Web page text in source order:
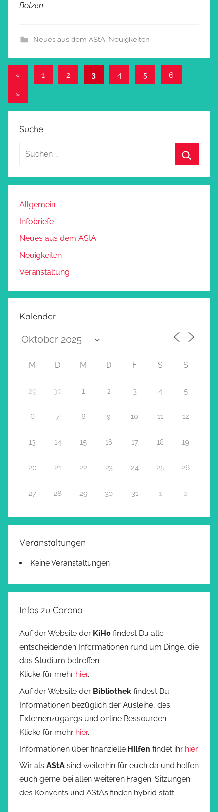
Botzen
Neues aus dem AStA, Neuigkeiten
Beitragsnavigation
«Vorherige
1 2 3 4 5 6
Nächste
»
Suche
Allgemein
Infobriefe
Neues aus dem AStA
Neuigkeiten
Veranstaltung
Kalender
M D M D F S S
29 30 1 2 3 4 5
6 7 8 9 10 11 12
13 14 15 16 17 18 19
20 21 22 23 24 25 26
27 28 29 30 31 1 2
Veranstaltungen
Keine Veranstaltungen
Infos zu Corona
Auf der Website der KiHo findest Du alle
entscheidenden Informationen rund um Dinge, die
das Studium betreffen.
Klicke für mehr hier.
Auf der Website der Bibliothek findest Du
Informationen bezüglich der Ausleihe, des
Externenzugangs und online Ressourcen.
Klicke für mehr hier.
Informationen über finanzielle Hilfen findet ihr hier.
Wir als AStA sind weiterhin für euch da und helfen
euch gerne bei allen weiteren Fragen. Sitzungen
des Konvents und AStAs finden hybrid statt.